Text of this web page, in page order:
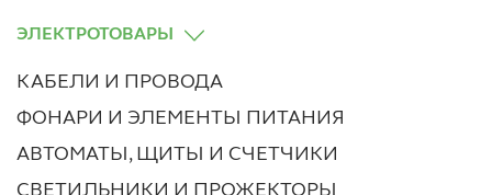
ЭЛЕКТРОТОВАРЫ
КАБЕЛИ И ПРОВОДА
ФОНАРИ И ЭЛЕМЕНТЫ ПИТАНИЯ
АВТОМАТЫ, ЩИТЫ И СЧЕТЧИКИ
СВЕТИЛЬНИКИ И ПРОЖЕКТОРЫ